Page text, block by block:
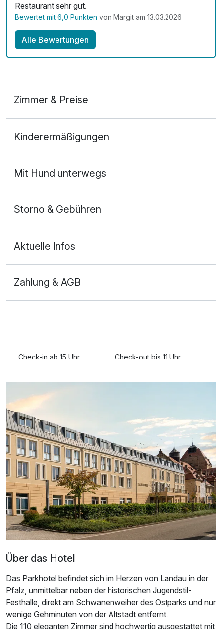
Restaurant sehr gut.
Bewertet mit 6,0 Punkten von Margit am 13.03.2026
Alle Bewertungen
Zimmer & Preise
2 Erwachsene
Ausstattung
Doppelzimmer Premium
2 Erwachsene und 1 Kind
Für 4 Tage p.P. ab459,00 €
Kinderermäßigungen
Mit Hund unterwegs
Storno & Gebühren
Aktuelle Infos
Zahlung & AGB
Check-in ab 15 Uhr Check-out bis 11 Uhr
Über das Hotel
Das Parkhotel befindet sich im Herzen von Landau in der
Pfalz, unmittelbar neben der historischen Jugendstil-
Festhalle, direkt am Schwanenweiher des Ostparks und nur
wenige Gehminuten von der Altstadt entfernt.
Die 110 eleganten Zimmer sind hochwertig ausgestattet mit